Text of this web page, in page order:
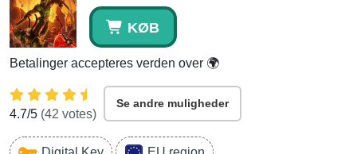
KØB
Betalinger accepteres verden over 🌍
4.7/5 (42 votes)
Se andre muligheder